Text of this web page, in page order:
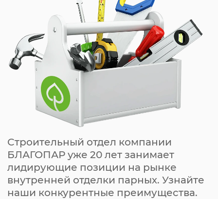
Строительный отдел компании
БЛАГОПАР уже 20 лет занимает
лидирующие позиции на рынке
внутренней отделки парных. Узнайте
наши конкурентные преимущества.